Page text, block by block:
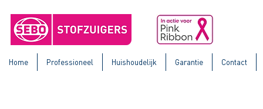
Home Professioneel Huishoudelijk Garantie Contact